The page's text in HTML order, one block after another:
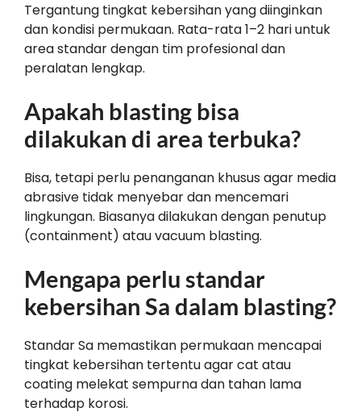
Tergantung tingkat kebersihan yang diinginkan
dan kondisi permukaan. Rata-rata 1–2 hari untuk
area standar dengan tim profesional dan
peralatan lengkap.
Apakah blasting bisa
dilakukan di area terbuka?
Bisa, tetapi perlu penanganan khusus agar media
abrasive tidak menyebar dan mencemari
lingkungan. Biasanya dilakukan dengan penutup
(containment) atau vacuum blasting.
Mengapa perlu standar
kebersihan Sa dalam blasting?
Standar Sa memastikan permukaan mencapai
tingkat kebersihan tertentu agar cat atau
coating melekat sempurna dan tahan lama
terhadap korosi.